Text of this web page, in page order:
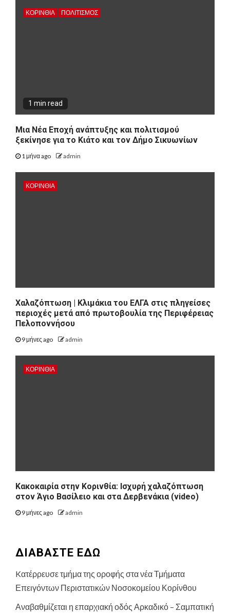
ΚΟΡΙΝΘΊΑ ΠΟΛΙΤΙΣΜΌΣ
1 min read
Μια Νέα Εποχή ανάπτυξης και πολιτισμού
ξεκίνησε για το Κιάτο και τον Δήμο Σικυωνίων
1 μήνα ago admin
ΚΟΡΙΝΘΊΑ
Χαλαζόπτωση | Κλιμάκια του ΕΛΓΑ στις πληγείσες
περιοχές μετά από πρωτοβουλία της Περιφέρειας
Πελοποννήσου
9 μήνες ago admin
ΚΟΡΙΝΘΊΑ
Κακοκαιρία στην Κορινθία: Ισχυρή χαλαζόπτωση
στον Άγιο Βασίλειο και στα Δερβενάκια (video)
9 μήνες ago admin
ΔΙΑΒΑΣΤΕ ΕΔΩ
Kατέρρευσε τμήμα της οροφής στα νέα Τμήματα
Επειγόντων Περιστατικών Νοσοκομείου Κορίνθου
Αναβαθμίζεται η επαρχιακή οδός Αρκαδικό – Σαμπατική